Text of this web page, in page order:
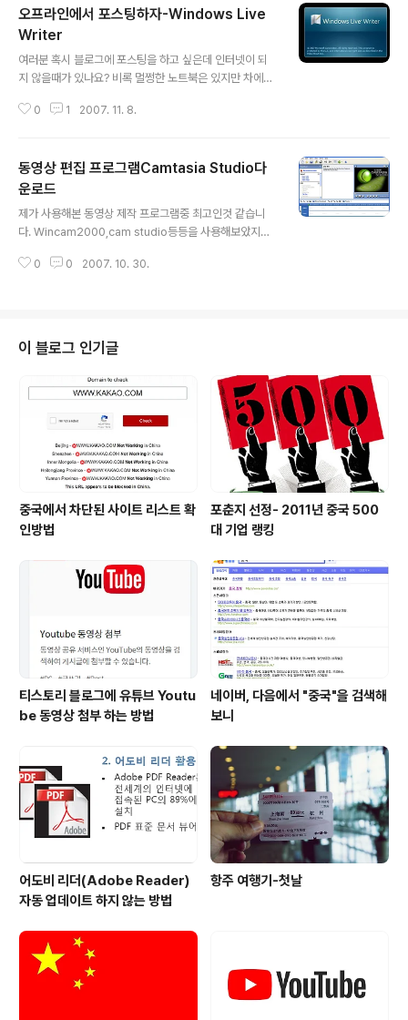
오프라인에서 포스팅하자-Windows Live
Writer
여러분 혹시 블로그에 포스팅을 하고 싶은데 인터넷이 되
지 않을때가 있나요? 비록 멀쩡한 노트북은 있지만 차에서
피숍에서든지 블로그에 포스팅을 하고 싶은데 인터넷이 되
데..너무 편하고 좋습니다. 이 프로그램은 태터툴즈 블로그,
티스토리 블로그는 물론 워드프레스 블로그도 잘 지원한답
니다. 오프라인 상태에서 글을 작성하시고 온라인 상태만
되면 자동적으로 포스팅하게 된답니다. 포스팅 글씨 색갈
이미지 삽입,링크 걸기 등등 모든 기능이 가능합니다. 더 상
세한 설명은 공식 사이트에서 확인하면 됩니다. 링크 걸어
0 1 2007. 11. 8.
동영상 편집 프로그램Camtasia Studio다
운로드
제가 사용해본 동영상 제작 프로그램중 최고인것 같습니
다. Wincam2000,cam studio등등을 사용해보았지만
화면 캡처 가능하고 동영상 강좌도 만들수 있으며 파워포
화면 제작 등이 가능한 동영상 프리젠테이션 제작 프로그
램입니다. 웹캠 비디오 녹화기능 추가 플래시 파일 사이즈
가 작아짐 30일 무료의 웹호스팅 지원 타이틀 그래픽이나
텍스트로 비디오를 소개하거나 Credits, 인사말 등을 삽
입할 수 있는 Title Clips 기능 추가 이외 다수 각종 홍보
0 0 2007. 10. 30.
이 블로그 인기글
중국에서 차단된 사이트 리스트 확
인방법
포춘지 선정- 2011년 중국 500
대 기업 랭킹
티스토리 블로그에 유튜브 Youtu
be 동영상 첨부 하는 방법
네이버, 다음에서 "중국"을 검색해
보니
어도비 리더(Adobe Reader)
자동 업데이트 하지 않는 방법
항주 여행기-첫날